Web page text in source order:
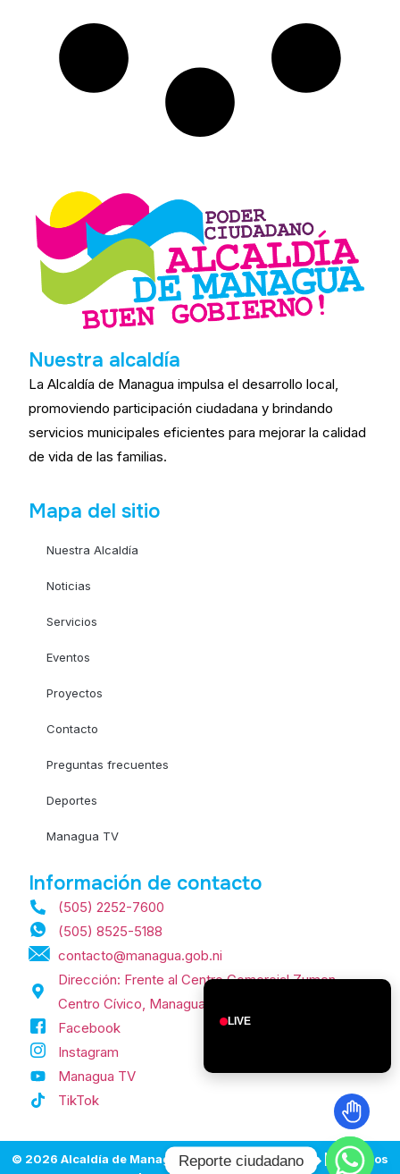
Nuestra alcaldía
La Alcaldía de Managua impulsa el desarrollo local,
promoviendo participación ciudadana y brindando
servicios municipales eficientes para mejorar la calidad
de vida de las familias.
Mapa del sitio
Nuestra Alcaldía
Noticias
Servicios
Eventos
Proyectos
Contacto
Preguntas frecuentes
Deportes
Managua TV
Información de contacto
(505) 2252-7600
(505) 8525-5188
contacto@managua.gob.ni
Dirección: Frente al Centro Comercial Zumen,
Centro Cívico, Managua, Nicaragua.
Facebook
Instagram
Managua TV
TikTok
© 2026 Alcaldía de Managua | Managua, Nicaragua | Todos los
LIVE
Reporte ciudadano